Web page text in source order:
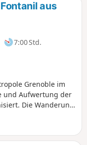
aus
7:00 Std.
Grenoble im
und Aufwertung der
Die Wanderung
Massivs sowie
Dorf Mont-Saint-